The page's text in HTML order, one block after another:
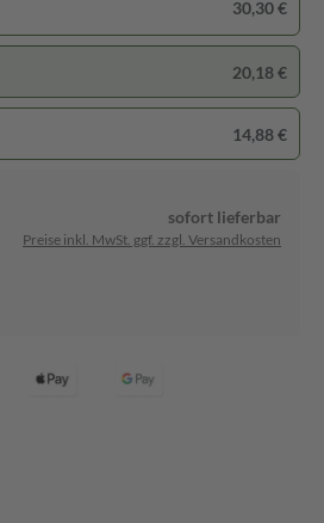
30,30 €
20,18 €
14,88 €
sofort lieferbar
Preise inkl. MwSt. ggf. zzgl. Versandkosten